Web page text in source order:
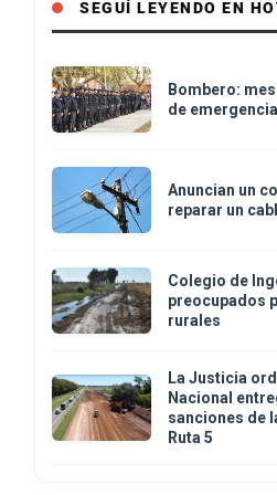
SEGUÍ LEYENDO EN
Bombero:
de emergencia
Anuncian un
reparar un
Colegio de
preocupados
rurales
La Justicia
Nacional
sanciones de
Ruta 5